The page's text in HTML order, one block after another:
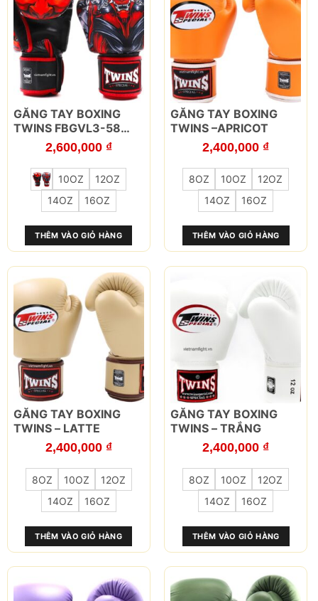
trên
trang
sản
phẩm
trên
trang
10OZ
12OZ
14OZ
16OZ
GĂNG TAY BOXING
TWINS FBGVL3-58
KABUKI2,600,000 ₫
THÊM VÀO GIỎ HÀNG
Sản
phẩm
có
nhiều
biến
thể.
Các
tùy
chọn
có
thể
được
chọn
trên
trang
8OZ 10OZ
12OZ
14OZ
16OZ
GĂNG TAY BOXING
TWINS –APRICOT
2,400,000 ₫
THÊM VÀO GIỎ HÀNG
Sản
phẩm
có
nhiều
biến
thể.
Các
tùy
chọn
có
thể
chọn
trên
trang
8OZ 10OZ
12OZ
14OZ
16OZ
GĂNG TAY BOXING
TWINS – LATTE
2,400,000 ₫
THÊM VÀO GIỎ HÀNG
Sản
phẩm
có
nhiều
biến
thể.
Các
chọn
có
thể
chọn
8OZ 10OZ
12OZ
14OZ
16OZ
GĂNG TAY BOXING
TWINS – TRẮNG
2,400,000 ₫
THÊM VÀO GIỎ HÀNG
Sản
phẩm
có
nhiều
biến
thể.
Các
chọn
có
thể
được
chọn